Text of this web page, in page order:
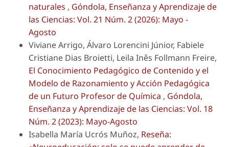
naturales , Góndola, Enseñanza y Aprendizaje de
las Ciencias: Vol. 21 Núm. 2 (2026): Mayo -
Agosto
Viviane Arrigo, Álvaro Lorencini Júnior, Fabiele
Cristiane Dias Broietti, Leila Inês Follmann Freire,
El Conocimiento Pedagógico de Contenido y el
Modelo de Razonamiento y Acción Pedagógica
de un Futuro Profesor de Química , Góndola,
Enseñanza y Aprendizaje de las Ciencias: Vol. 18
Núm. 2 (2023): Mayo-Agosto
Isabella María Ucrós Muñoz, Reseña: